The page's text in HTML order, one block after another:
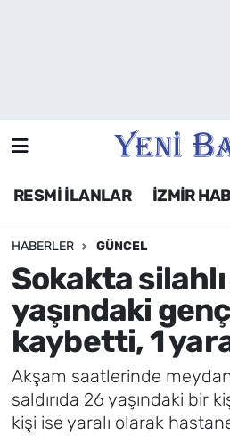
RESMİ İLANLAR İZMİR
HABERLER GÜNCEL
Sokakta silahlı
yaşındaki
kaybetti, 1
Akşam saatlerinde
saldırıda 26 yaşındaki bir
kişi ise yaralı olarak
Siyaset
Asayiş / Polis-Adliye
Spor
Magazin
Foto Galeri
Künye